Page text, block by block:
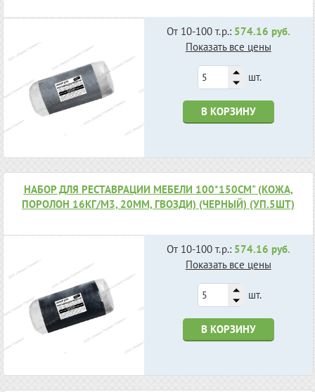
От 10-100 т.р.: 574.16 руб.
Показать все цены
шт.
В КОРЗИНУ
НАБОР ДЛЯ РЕСТАВРАЦИИ МЕБЕЛИ 100*150СМ" (КОЖА,
ПОРОЛОН 16КГ/М3, 20ММ, ГВОЗДИ) (ЧЕРНЫЙ) (УП.5ШТ)
От 10-100 т.р.: 574.16 руб.
Показать все цены
шт.
В КОРЗИНУ